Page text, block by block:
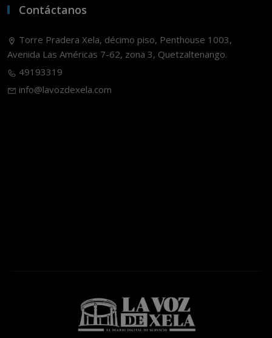
Contáctanos
Torre Pradera Xela, décimo piso, Penthouse 1003,
Avenida Las Américas 7-62, zona 3, Quetzaltenango.
49193319
info@lavozdexela.com